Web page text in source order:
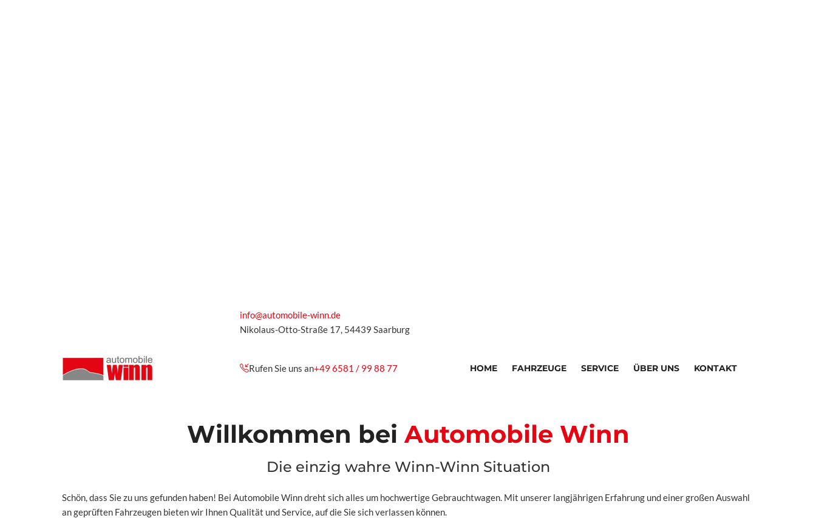
info@automobile-winn.de
Nikolaus-Otto-Straße 17, 54439 Saarburg
Rufen Sie uns an+49 6581 / 99 88 77 HOME FAHRZEUGE SERVICE ÜBER UNS KONTAKT
Willkommen bei Automobile Winn
Die einzig wahre Winn-Winn Situation
Schön, dass Sie zu uns gefunden haben! Bei Automobile Winn dreht sich alles um hochwertige Gebrauchtwagen. Mit unserer langjährigen Erfahrung und einer großen Auswahl
an geprüften Fahrzeugen bieten wir Ihnen Qualität und Service, auf die Sie sich verlassen können.